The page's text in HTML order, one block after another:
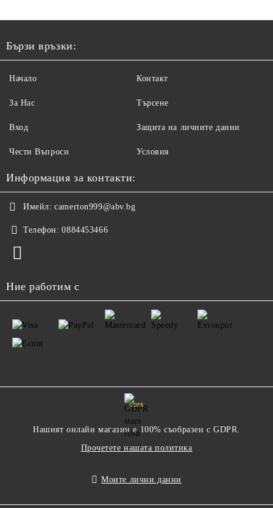
Бързи връзки:
Начало
За Нас
Вход
Чести Въпроси
Контакт
Търсене
Защита на личните данни
Условия
Информация за контакти:
Имейл: camerton999@abv.bg
Телефон: 0884453466
Ние работим с
GDPR
Нашият онлайн магазин е 100% съобразен с GDPR.
Прочетете нашата политика
Моите лични данни